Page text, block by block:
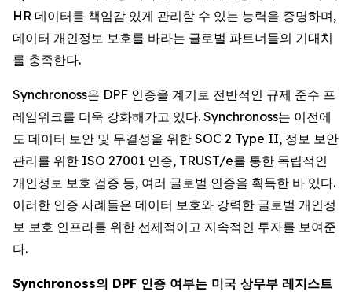
HR 데이터를 책임감 있게 관리할 수 있는 능력을 증명하며,
데이터 개인정보 보호를 바라는 글로벌 파트너들의 기대치
를 충족한다.
Synchronoss은 DPF 인증을 계기로 전반적인 규제 준수 프
레임워크를 더욱 강화해가고 있다. Synchronoss는 이전에
도 데이터 보안 및 무결성을 위한 SOC 2 Type II, 정보 보안
관리를 위한 ISO 27001 인증, TRUST/e를 통한 독립적인
개인정보 보호 검증 등, 여러 글로벌 인증을 획득한 바 있다.
이러한 인증 사례들은 데이터 보호와 강력한 글로벌 개인정
보 보호 인프라를 위한 선제적이고 지속적인 투자를 보여준
다.
Synchronoss의 DPF 인증 여부는 미국 상무부 레지스트